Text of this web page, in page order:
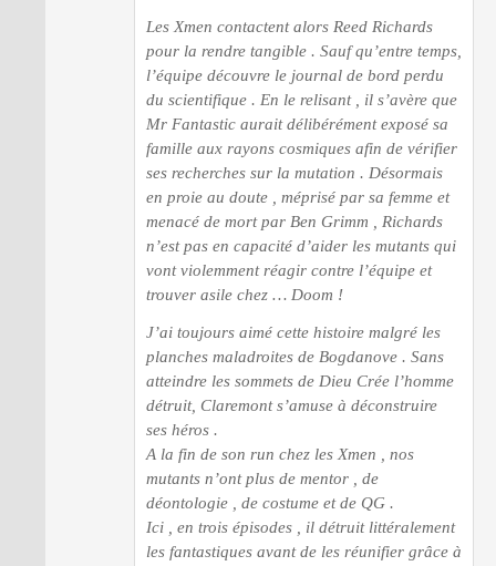
Les Xmen contactent alors Reed Richards
pour la rendre tangible . Sauf qu’entre temps,
l’équipe découvre le journal de bord perdu
du scientifique . En le relisant , il s’avère que
Mr Fantastic aurait délibérément exposé sa
famille aux rayons cosmiques afin de vérifier
ses recherches sur la mutation . Désormais
en proie au doute , méprisé par sa femme et
menacé de mort par Ben Grimm , Richards
n’est pas en capacité d’aider les mutants qui
vont violemment réagir contre l’équipe et
trouver asile chez … Doom !
J’ai toujours aimé cette histoire malgré les
planches maladroites de Bogdanove . Sans
atteindre les sommets de Dieu Crée l’homme
détruit, Claremont s’amuse à déconstruire
ses héros .
A la fin de son run chez les Xmen , nos
mutants n’ont plus de mentor , de
déontologie , de costume et de QG .
Ici , en trois épisodes , il détruit littéralement
les fantastiques avant de les réunifier grâce à